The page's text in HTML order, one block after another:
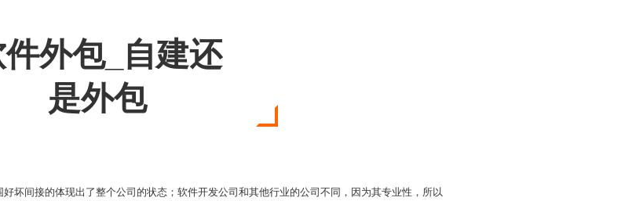
外包_自建还
是外包
坏间接的体现出了整个公司的状态；软件开发公司和其他行业的公司不同，因为其专业性，所以